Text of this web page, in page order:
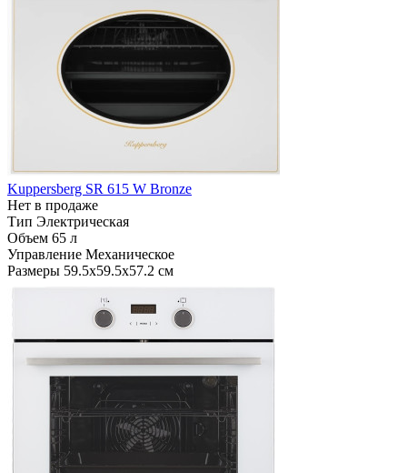
Kuppersberg SR 615 W Bronze
Нет в продаже
Тип Электрическая
Объем 65 л
Управление Механическое
Размеры 59.5х59.5х57.2 см